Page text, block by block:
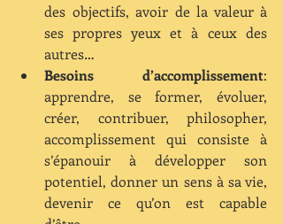
des objectifs, avoir de la valeur à
ses propres yeux et à ceux des
autres…
Besoins d’accomplissement:
apprendre, se former, évoluer,
créer, contribuer, philosopher,
accomplissement qui consiste à
s’épanouir à développer son
potentiel, donner un sens à sa vie,
devenir ce qu’on est capable